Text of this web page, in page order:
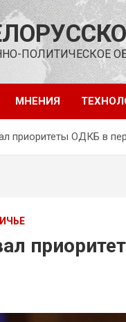
ПОЛИТИЧЕСКОЕ
МНЕНИЯ
приоритеты ОДКБ в